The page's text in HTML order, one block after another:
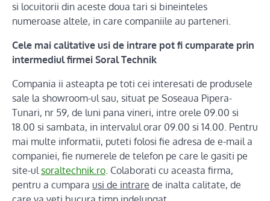
si locuitorii din aceste doua tari si bineinteles
numeroase altele, in care companiile au parteneri.
Cele mai calitative usi de intrare pot fi cumparate prin
intermediul firmei Soral Technik
Compania ii asteapta pe toti cei interesati de produsele
sale la showroom-ul sau, situat pe Soseaua Pipera-
Tunari, nr 59, de luni pana vineri, intre orele 09.00 si
18.00 si sambata, in intervalul orar 09.00 si 14.00. Pentru
mai multe informatii, puteti folosi fie adresa de e-mail a
companiei, fie numerele de telefon pe care le gasiti pe
site-ulsoraltechnik.ro. Colaborati cu aceasta firma,
pentru a cumpara usi de intrare de inalta calitate, de